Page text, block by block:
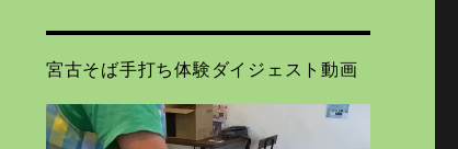
宮古そば手打ち体験ダイジェスト動画
動
画